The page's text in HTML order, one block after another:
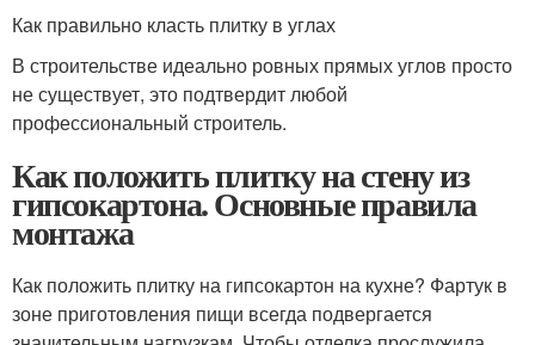
Как правильно класть плитку в углах
В строительстве идеально ровных прямых углов просто
не существует, это подтвердит любой
профессиональный строитель.
Как положить плитку на стену из
гипсокартона. Основные правила
монтажа
Как положить плитку на гипсокартон на кухне? Фартук в
зоне приготовления пищи всегда подвергается